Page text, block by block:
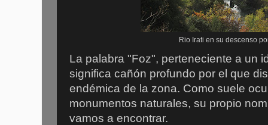
Rio Irati en su descenso
La palabra "Foz", perteneciente a un
significa cañón profundo por el que
endémica de la zona. Como suele
monumentos naturales, su propio
vamos a encontrar.